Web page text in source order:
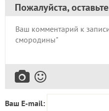
Пожалуйста,
Ваш E-mail: